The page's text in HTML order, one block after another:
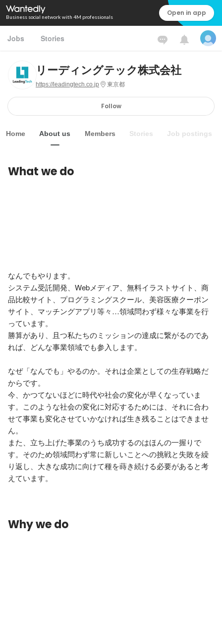
Business social network with 4M professionals Open in app
Jobs Stories
リーディングテック株式会社
https://leadingtech.co.jp 東京都
Follow
Home About us Members Stories Job postings
What we do
なんでもやります。
システム受託開発、Webメディア、無料イラストサイト、商
品比較サイト、プログラミングスクール、美容医療クーポン
サイト、マッチングアプリ等々…領域問わず様々な事業を行
っています。
勝算があり、且つ私たちのミッションの達成に繋がるのであ
れば、どんな事業領域でも参入します。
なぜ「なんでも」やるのか。それは企業としての生存戦略だ
からです。
今、かつてないほどに時代や社会の変化が早くなっていま
す。このような社会の変化に対応するためには、それに合わ
せて事業も変化させていかなければ生き残ることはできませ
ん。
また、立ち上げた事業のうち成功するのはほんの一握りで
す。そのため領域問わず常に新しいことへの挑戦と失敗を繰
り返し、大きな成功に向けて種を蒔き続ける必要があると考
えています。
Why we do